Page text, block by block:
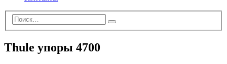
Thule упоры 4700